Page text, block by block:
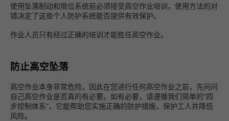
使用坠落制动和限位系统前必须接受高空作业培训，使用方法的对
错决定了这些个人防护系统能否提供有效保护。
作业人员只有经过正确的培训才能胜任高空作业。
防止高空坠落
高空作业本身非常危险，因此在您进行任何高空作业之前，先问问
自己高空作业是否真的有必要。如有必要，请遵循我们简单的“四
步控制体系”，它能帮助您实施正确的防护措施，保护工人并降低
风险。